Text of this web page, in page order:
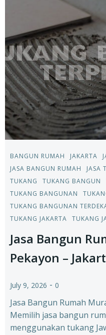
BANGUN RUMAH JAKARTA
JASA BANGUN RUMAH
JASA
TUKANG
TUKANG BANGUN
TUKANG BANGUNAN
TUKANG BANGUNAN
TUKANG JAKARTA
TUKANG
Jasa Bangun
Pekayon –
July 9, 2026 - 0
Jasa Bangun Rumah
Memilih jasa bangun
menggunakan tukang